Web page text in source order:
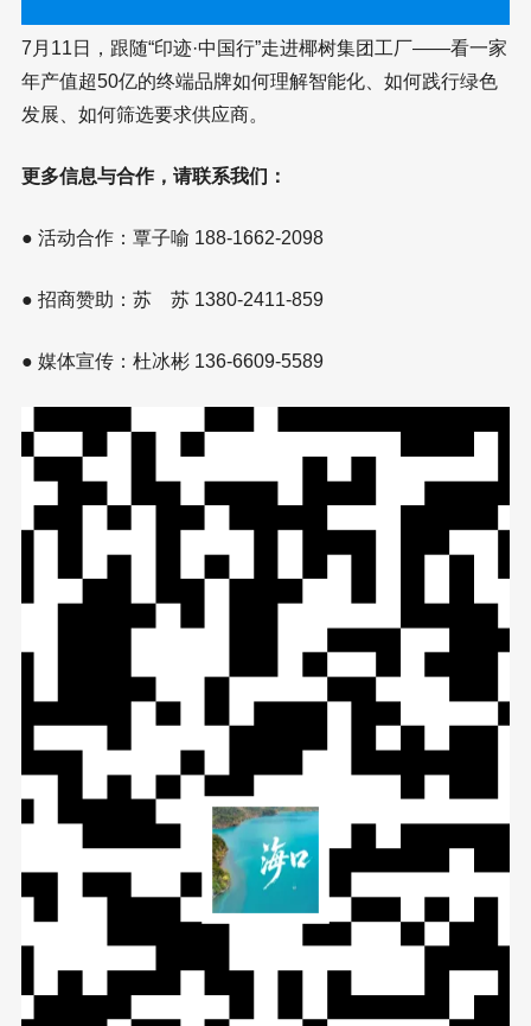
7月11日，跟随“印迹·中国行”走进椰树集团工厂——看一家
年产值超50亿的终端品牌如何理解智能化、如何践行绿色
发展、如何筛选要求供应商。
更多信息与合作，请联系我们：
● 活动合作：覃子喻 188-1662-2098
● 招商赞助：苏 苏 1380-2411-859
● 媒体宣传：杜冰彬 136-6609-5589